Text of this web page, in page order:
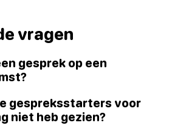
vragen
gesprek op een
gespreksstarters voor
niet heb gezien?